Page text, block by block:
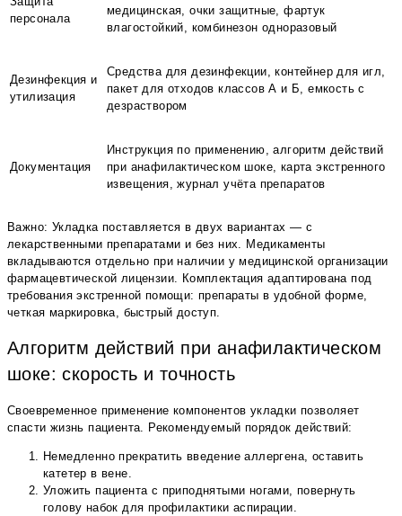
персонала
медицинская, очки защитные, фартук
влагостойкий, комбинезон одноразовый
Дезинфекция и
утилизация
Средства для дезинфекции, контейнер для игл,
пакет для отходов классов А и Б, емкость с
дезраствором
Документация
Инструкция по применению, алгоритм действий
при анафилактическом шоке, карта экстренного
извещения, журнал учёта препаратов
Важно: Укладка поставляется в двух вариантах — с
лекарственными препаратами и без них. Медикаменты
вкладываются отдельно при наличии у медицинской организации
фармацевтической лицензии. Комплектация адаптирована под
требования экстренной помощи: препараты в удобной форме,
четкая маркировка, быстрый доступ.
Алгоритм действий при анафилактическом
шоке: скорость и точность
Своевременное применение компонентов укладки позволяет
спасти жизнь пациента. Рекомендуемый порядок действий:
Немедленно прекратить введение аллергена, оставить
катетер в вене.
Уложить пациента с приподнятыми ногами, повернуть
голову набок для профилактики аспирации.